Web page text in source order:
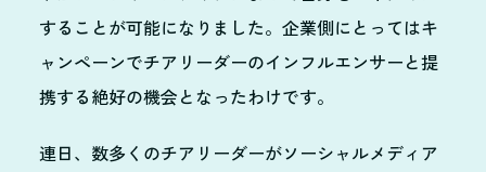
することが可能になりました。企業側にとってはキ
ャンペーンでチアリーダーのインフルエンサーと提
携する絶好の機会となったわけです。
連日、数多くのチアリーダーがソーシャルメディア